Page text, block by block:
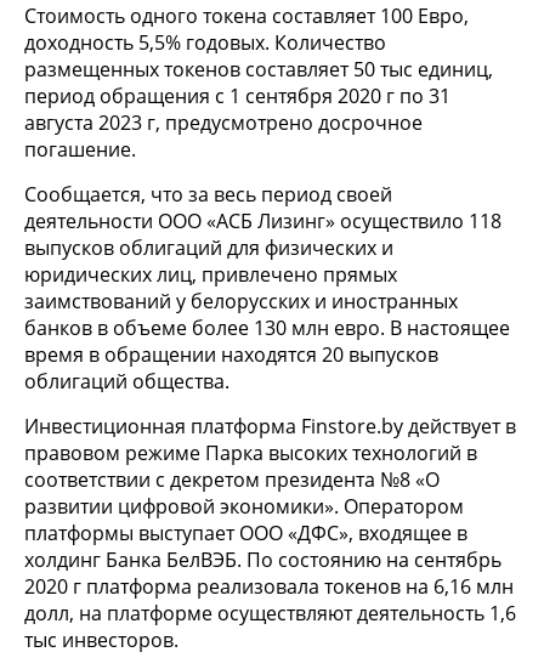
Стоимость одного токена составляет 100 Евро,
доходность 5,5% годовых. Количество
размещенных токенов составляет 50 тыс единиц,
период обращения с 1 сентября 2020 г по 31
августа 2023 г, предусмотрено досрочное
погашение.
Сообщается, что за весь период своей
деятельности ООО «АСБ Лизинг» осуществило 118
выпусков облигаций для физических и
юридических лиц, привлечено прямых
заимствований у белорусских и иностранных
банков в объеме более 130 млн евро. В настоящее
время в обращении находятся 20 выпусков
облигаций общества.
Инвестиционная платформа Finstore.by действует в
правовом режиме Парка высоких технологий в
соответствии с декретом президента №8 «О
развитии цифровой экономики». Оператором
платформы выступает ООО «ДФС», входящее в
холдинг Банка БелВЭБ. По состоянию на сентябрь
2020 г платформа реализовала токенов на 6,16 млн
долл, на платформе осуществляют деятельность 1,6
тыс инвесторов.